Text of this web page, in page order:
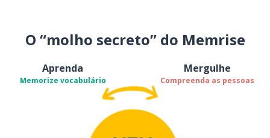
O “molho secreto” do Memrise
Aprenda
Memorize vocabulário
Mergulhe
Compreenda as pessoas